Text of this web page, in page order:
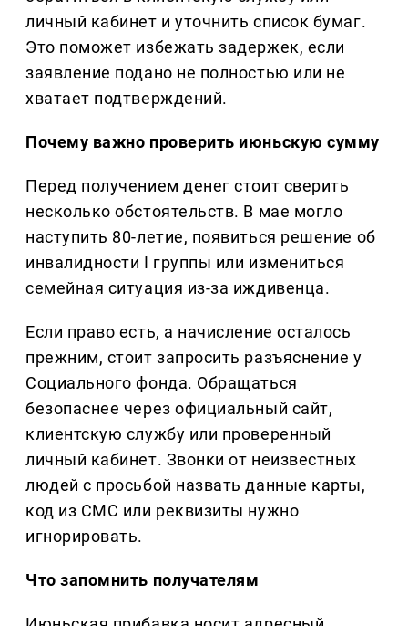
личный кабинет и уточнить список бумаг.
Это поможет избежать задержек, если
заявление подано не полностью или не
хватает подтверждений.
Почему важно проверить июньскую сумму
Перед получением денег стоит сверить
несколько обстоятельств. В мае могло
наступить 80-летие, появиться решение об
инвалидности I группы или измениться
семейная ситуация из-за иждивенца.
Если право есть, а начисление осталось
прежним, стоит запросить разъяснение у
Социального фонда. Обращаться
безопаснее через официальный сайт,
клиентскую службу или проверенный
личный кабинет. Звонки от неизвестных
людей с просьбой назвать данные карты,
код из СМС или реквизиты нужно
игнорировать.
Что запомнить получателям